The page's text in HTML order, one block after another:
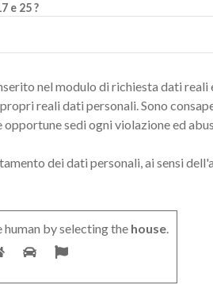
e 25 ?
nel modulo di richiesta dati
reali dati personali. Sono
opportune sedi ogni violazione ed
dei dati personali, ai sensi
human by selecting the house.